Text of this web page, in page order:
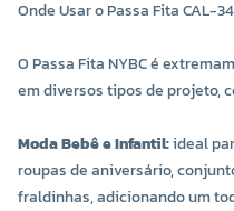
Onde Usar o Passa Fita CAL-
O Passa Fita NYBC é
em diversos tipos de projeto,
Moda Bebê e Infantil:ideal
roupas de aniversário,
fraldinhas, adicionando um